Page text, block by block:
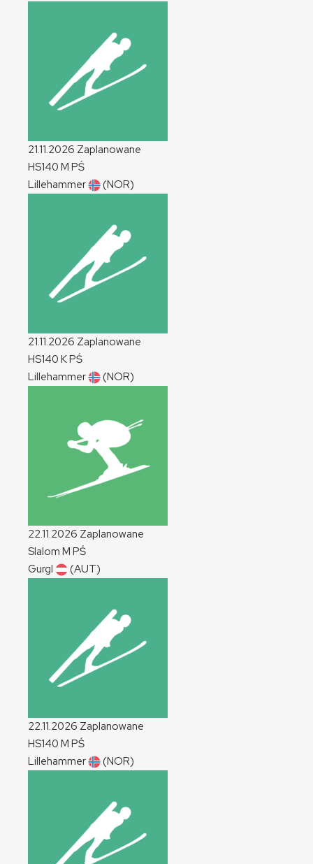
21.11.2026 Zaplanowane
HS140 M PŚ
Lillehammer
(NOR)
21.11.2026 Zaplanowane
HS140 KPŚ
Lillehammer
(NOR)
22.11.2026 Zaplanowane
Slalom M PŚ
Gurgl
(AUT)
22.11.2026 Zaplanowane
HS140 M PŚ
Lillehammer
(NOR)